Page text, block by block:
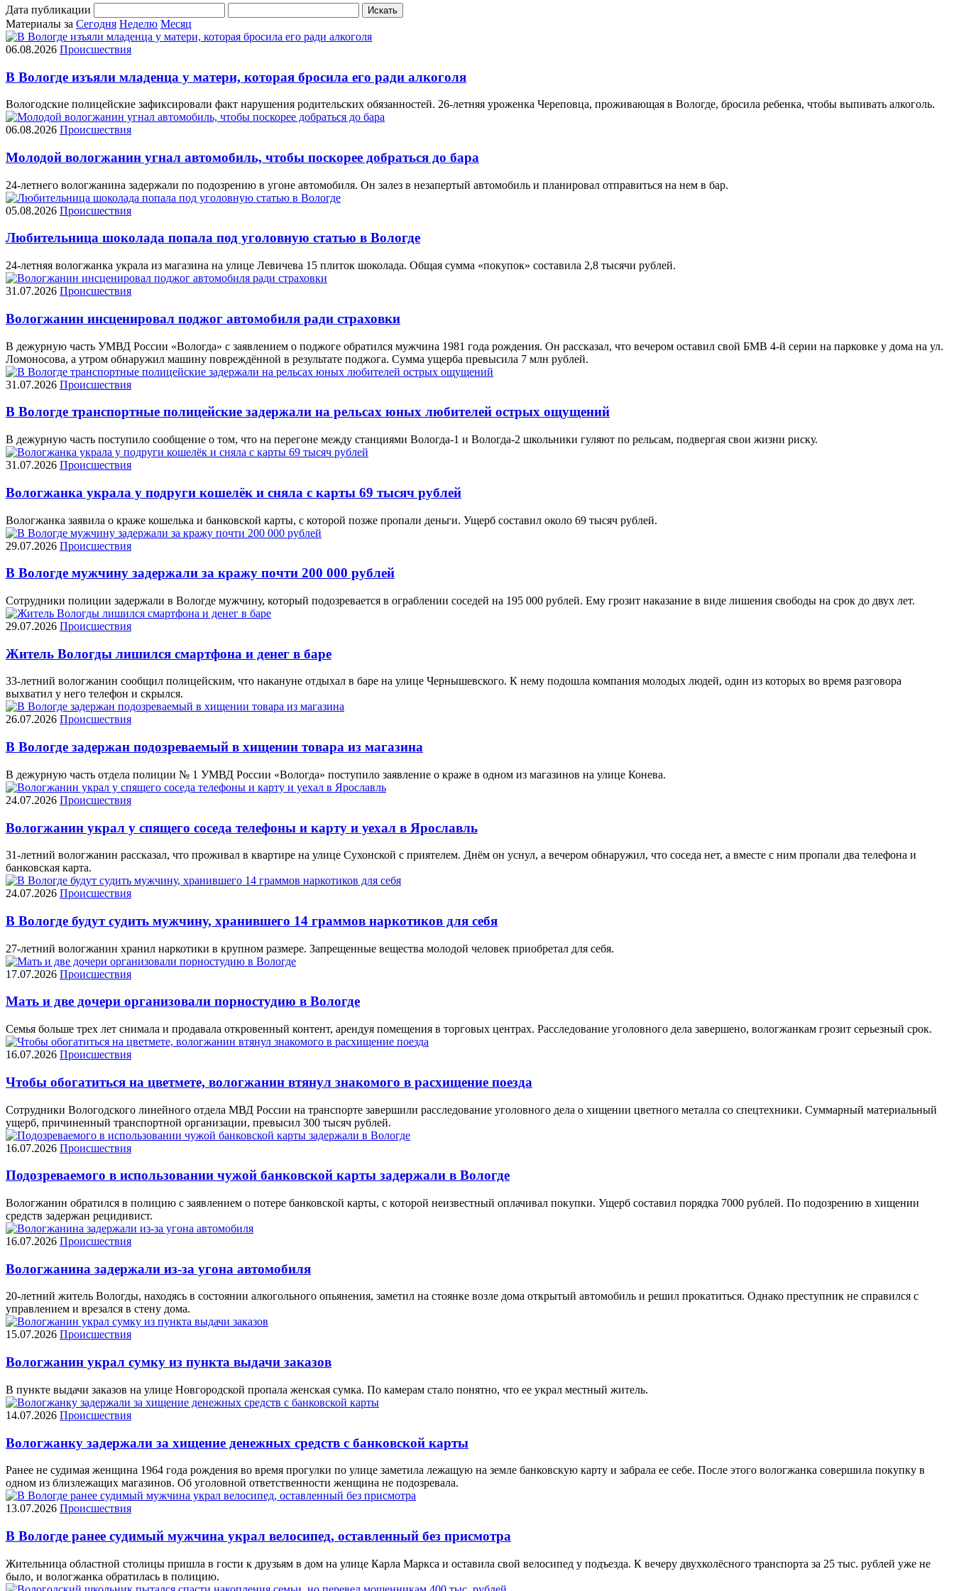
Дата публикации Искать
Материалы за Сегодня Неделю Месяц
06.08.2026 Происшествия
В Вологде изъяли младенца у матери, которая бросила его ради алкоголя
Вологодские полицейские зафиксировали факт нарушения родительских обязанностей. 26-летняя уроженка Череповца, проживающая в Вологде, бросила ребенка, чтобы выпивать алкоголь.
06.08.2026 Происшествия
Молодой вологжанин угнал автомобиль, чтобы поскорее добраться до бара
24-летнего вологжанина задержали по подозрению в угоне автомобиля. Он залез в незапертый автомобиль и планировал отправиться на нем в бар.
05.08.2026 Происшествия
Любительница шоколада попала под уголовную статью в Вологде
24-летняя вологжанка украла из магазина на улице Левичева 15 плиток шоколада. Общая сумма «покупок» составила 2,8 тысячи рублей.
31.07.2026 Происшествия
Вологжанин инсценировал поджог автомобиля ради страховки
В дежурную часть УМВД России «Вологда» с заявлением о поджоге обратился мужчина 1981 года рождения. Он рассказал, что вечером оставил свой БМВ 4-й серии на парковке у дома на ул.
Ломоносова, а утром обнаружил машину повреждённой в результате поджога. Сумма ущерба превысила 7 млн рублей.
31.07.2026 Происшествия
В Вологде транспортные полицейские задержали на рельсах юных любителей острых ощущений
В дежурную часть поступило сообщение о том, что на перегоне между станциями Вологда-1 и Вологда-2 школьники гуляют по рельсам, подвергая свои жизни риску.
31.07.2026 Происшествия
Вологжанка украла у подруги кошелёк и сняла с карты 69 тысяч рублей
Вологжанка заявила о краже кошелька и банковской карты, с которой позже пропали деньги. Ущерб составил около 69 тысяч рублей.
29.07.2026 Происшествия
В Вологде мужчину задержали за кражу почти 200 000 рублей
Сотрудники полиции задержали в Вологде мужчину, который подозревается в ограблении соседей на 195 000 рублей. Ему грозит наказание в виде лишения свободы на срок до двух лет.
29.07.2026 Происшествия
Житель Вологды лишился смартфона и денег в баре
33-летний вологжанин сообщил полицейским, что накануне отдыхал в баре на улице Чернышевского. К нему подошла компания молодых людей, один из которых во время разговора
выхватил у него телефон и скрылся.
26.07.2026 Происшествия
В Вологде задержан подозреваемый в хищении товара из магазина
В дежурную часть отдела полиции № 1 УМВД России «Вологда» поступило заявление о краже в одном из магазинов на улице Конева.
24.07.2026 Происшествия
Вологжанин украл у спящего соседа телефоны и карту и уехал в Ярославль
31-летний вологжанин рассказал, что проживал в квартире на улице Сухонской с приятелем. Днём он уснул, а вечером обнаружил, что соседа нет, а вместе с ним пропали два телефона и
банковская карта.
24.07.2026 Происшествия
В Вологде будут судить мужчину, хранившего 14 граммов наркотиков для себя
27-летний вологжанин хранил наркотики в крупном размере. Запрещенные вещества молодой человек приобретал для себя.
17.07.2026 Происшествия
Мать и две дочери организовали порностудию в Вологде
Семья больше трех лет снимала и продавала откровенный контент, арендуя помещения в торговых центрах. Расследование уголовного дела завершено, вологжанкам грозит серьезный срок.
16.07.2026 Происшествия
Чтобы обогатиться на цветмете, вологжанин втянул знакомого в расхищение поезда
Сотрудники Вологодского линейного отдела МВД России на транспорте завершили расследование уголовного дела о хищении цветного металла со спецтехники. Суммарный материальный
ущерб, причиненный транспортной организации, превысил 300 тысяч рублей.
16.07.2026 Происшествия
Подозреваемого в использовании чужой банковской карты задержали в Вологде
Вологжанин обратился в полицию с заявлением о потере банковской карты, с которой неизвестный оплачивал покупки. Ущерб составил порядка 7000 рублей. По подозрению в хищении
средств задержан рецидивист.
16.07.2026 Происшествия
Вологжанина задержали из-за угона автомобиля
20-летний житель Вологды, находясь в состоянии алкогольного опьянения, заметил на стоянке возле дома открытый автомобиль и решил прокатиться. Однако преступник не справился с
управлением и врезался в стену дома.
15.07.2026 Происшествия
Вологжанин украл сумку из пункта выдачи заказов
В пункте выдачи заказов на улице Новгородской пропала женская сумка. По камерам стало понятно, что ее украл местный житель.
14.07.2026 Происшествия
Вологжанку задержали за хищение денежных средств с банковской карты
Ранее не судимая женщина 1964 года рождения во время прогулки по улице заметила лежащую на земле банковскую карту и забрала ее себе. После этого вологжанка совершила покупку в
одном из близлежащих магазинов. Об уголовной ответственности женщина не подозревала.
13.07.2026 Происшествия
В Вологде ранее судимый мужчина украл велосипед, оставленный без присмотра
Жительница областной столицы пришла в гости к друзьям в дом на улице Карла Маркса и оставила свой велосипед у подъезда. К вечеру двухколёсного транспорта за 25 тыс. рублей уже не
было, и вологжанка обратилась в полицию.